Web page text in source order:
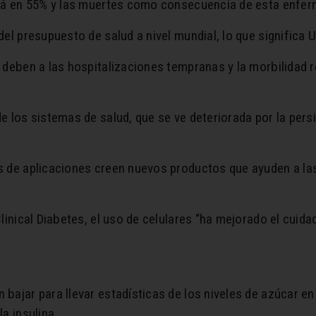
en 55% y las muertes como consecuencia de esta
presupuesto de salud a nivel mundial, lo que significa
a las hospitalizaciones tempranas y la morbilidad
los sistemas de salud, que se ve deteriorada por la
aplicaciones creen nuevos productos que ayuden a
Diabetes, el uso de celulares “ha mejorado el
bajar para llevar estadísticas de los niveles de azúcar